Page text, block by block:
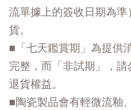
流單據上的簽收日期為
貨。
■「七天鑑賞期」為提供
完整，而「非試期」，
退貨權益。
■陶瓷製品會有輕微流釉